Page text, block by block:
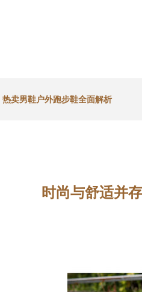
卖男鞋户外跑步鞋全面解析
时尚与舒适并